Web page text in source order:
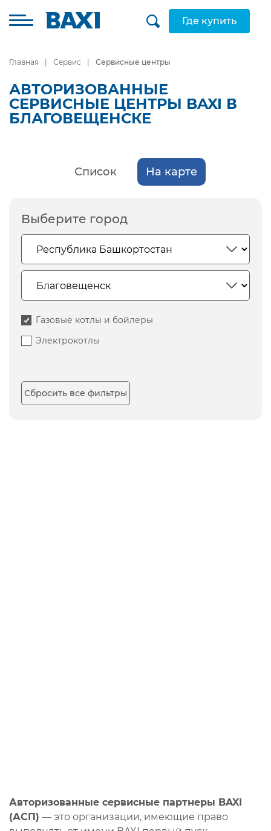
Где купить
Главная Сервис Сервисные центры
АВТОРИЗОВАННЫЕ
СЕРВИСНЫЕ ЦЕНТРЫ BAXI В
БЛАГОВЕЩЕНСКЕ
Список На карте
Выберите город
Газовые котлы и бойлеры
Электрокотлы
Сбросить все фильтры
Авторизованные сервисные партнеры BAXI
(АСП) — это организации, имеющие право